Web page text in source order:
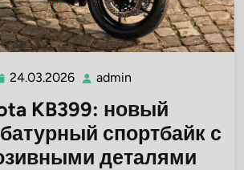
24.03.2026 24.03.2026
admin
KB399: новый
спортбайк с
деталями